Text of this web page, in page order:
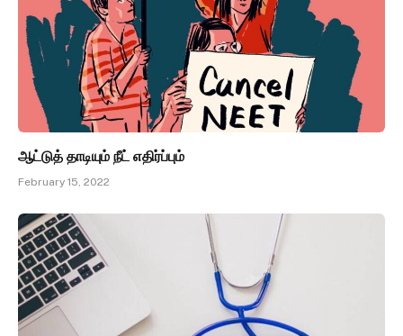
ஆட்டுத் தாடியும் நீட் எதிர்ப்பும்
February 15, 2022